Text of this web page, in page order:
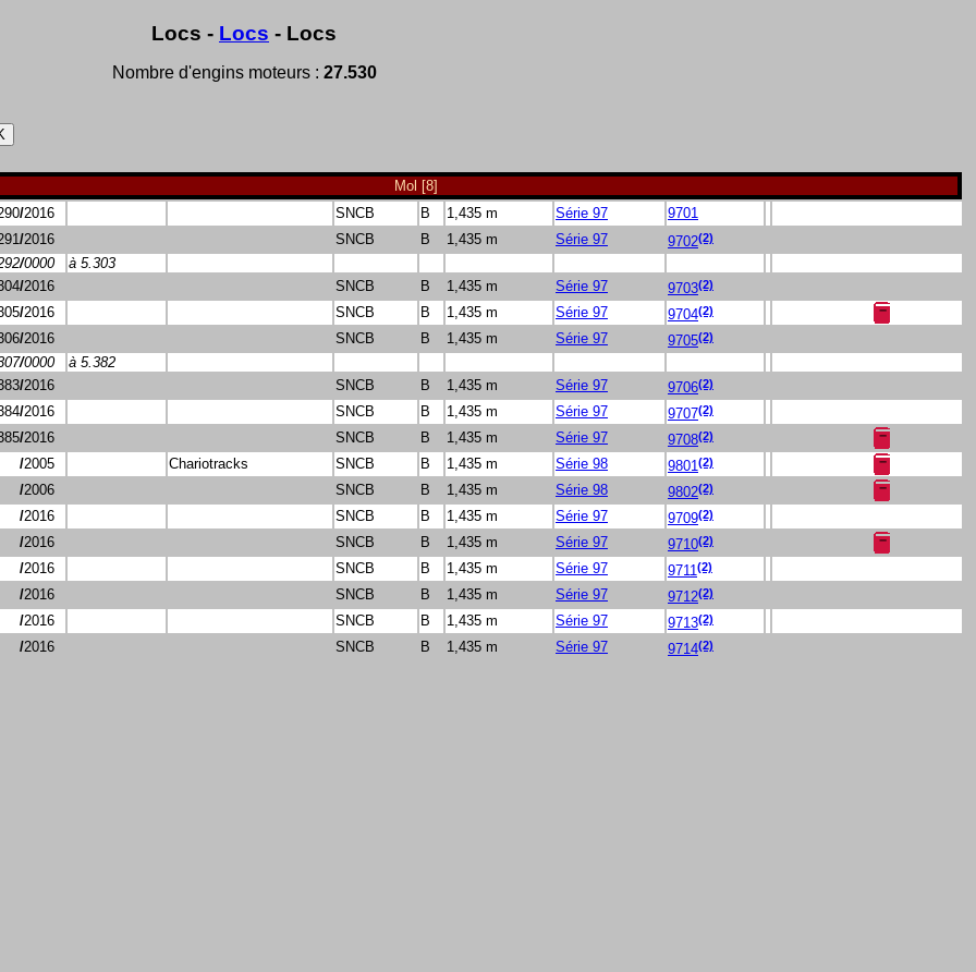
Locs - Locs - Locs
Nombre d'engins moteurs : 27.530
Mol [8]
/2016 SNCB B 1,435 m Série 97
9701
/2016 SNCB B 1,435 m Série 97 9702(2)
/0000
à 5.303
/2016 SNCB B 1,435 m Série 97 9703(2)
/2016 SNCB B 1,435 m Série 97 9704(2)
/2016 SNCB B 1,435 m Série 97 9705(2)
/0000
à 5.382
/2016 SNCB B 1,435 m Série 97 9706(2)
/2016 SNCB B 1,435 m Série 97 9707(2)
/2016 SNCB B 1,435 m Série 97 9708(2)
/2005 Chariotracks SNCB B 1,435 m Série 98 9801(2)
/2006 SNCB B 1,435 m Série 98 9802(2)
/2016 SNCB B 1,435 m Série 97 9709(2)
/2016 SNCB B 1,435 m Série 97 9710(2)
/2016 SNCB B 1,435 m Série 97 9711(2)
/2016 SNCB B 1,435 m Série 97 9712(2)
/2016 SNCB B 1,435 m Série 97 9713(2)
/2016 SNCB B 1,435 m Série 97 9714(2)